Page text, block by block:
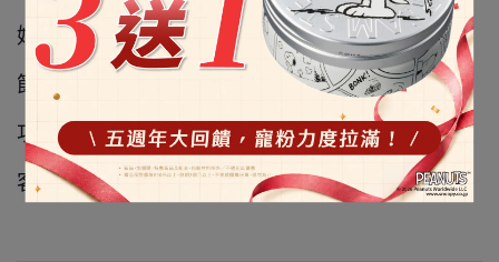
婚宴贈禮
節慶組合贈禮
功能性產品採購
客製化生產與贈禮